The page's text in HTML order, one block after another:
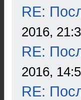
RE:
2016,
RE:
2016,
RE: